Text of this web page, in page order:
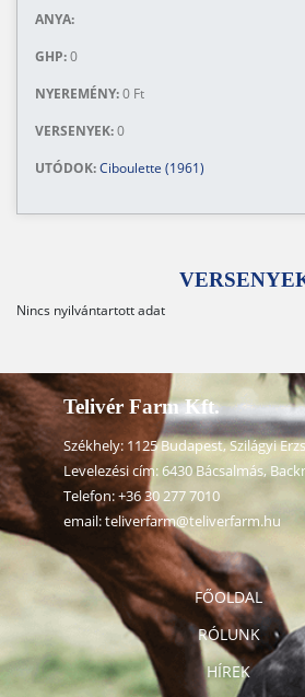
ANYA:
GHP:0
NYEREMÉNY:0 Ft
VERSENYEK:0
UTÓDOK:Ciboulette (1961)
Nincs nyilvántartott adat
FŐOLDAL
RÓLUNK
HÍREK
Telivér Farm Kft.
Székhely: 1125 Budapest, Szilágyi
Levelezési cím: 6430 Bácsalmás,
Telefon:+36 30 277 7010
email:teliverfarm@teliverfarm.hu